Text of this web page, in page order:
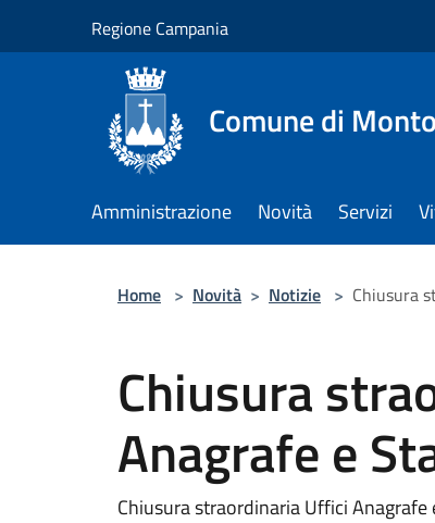
Regione Campania
Comune di
Amministrazione Novità Servizi
Home > Novità > Notizie > Chiusura
Chiusura
Anagrafe e
Chiusura straordinaria Uffici Anagrafe